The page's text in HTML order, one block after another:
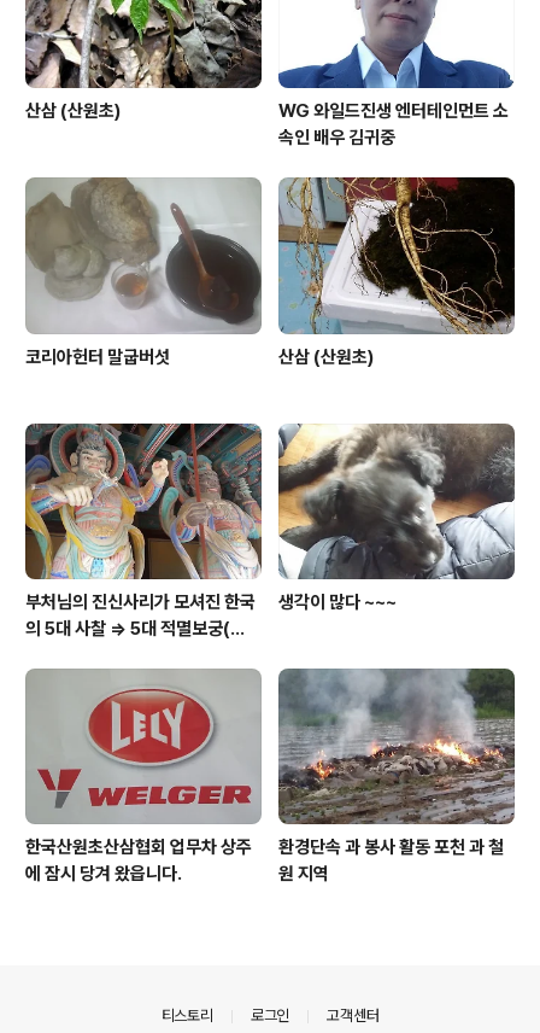
산삼 (산원초)
WG 와일드진생 엔터테인먼트 소
속인 배우 김귀중
코리아헌터 말굽버섯 산삼 (산원초)
부처님의 진신사리가 모셔진 한국
의 5대 사찰 => 5대 적멸보궁(寂
생각이 많다 ~~~
한국산원초산삼협회 업무차 상주
에 잠시 당겨 왔읍니다.
환경단속 과 봉사 활동 포천 과 철
원 지역
티스토리 로그인 고객센터